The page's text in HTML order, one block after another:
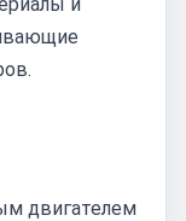
двигателем